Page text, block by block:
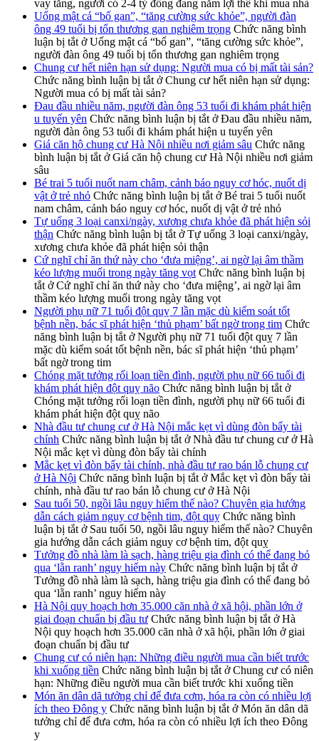
vay tăng, người có 2-4 tỷ đồng đang nắm lợi thế khi mua nhà
Uống mật cá “bổ gan”, “tăng cường sức khỏe”, người đàn
ông 49 tuổi bị tổn thương gan nghiêm trọng Chức năng bình
luận bị tắt ở Uống mật cá “bổ gan”, “tăng cường sức khỏe”,
người đàn ông 49 tuổi bị tổn thương gan nghiêm trọng
Chung cư hết niên hạn sử dụng: Người mua có bị mất tài sản?
Chức năng bình luận bị tắt ở Chung cư hết niên hạn sử dụng:
Người mua có bị mất tài sản?
Đau đầu nhiều năm, người đàn ông 53 tuổi đi khám phát hiện
u tuyến yên Chức năng bình luận bị tắt ở Đau đầu nhiều năm,
người đàn ông 53 tuổi đi khám phát hiện u tuyến yên
Giá căn hộ chung cư Hà Nội nhiều nơi giảm sâu Chức năng
bình luận bị tắt ở Giá căn hộ chung cư Hà Nội nhiều nơi giảm
sâu
Bé trai 5 tuổi nuốt nam châm, cảnh báo nguy cơ hóc, nuốt dị
vật ở trẻ nhỏ Chức năng bình luận bị tắt ở Bé trai 5 tuổi nuốt
nam châm, cảnh báo nguy cơ hóc, nuốt dị vật ở trẻ nhỏ
Tự uống 3 loại canxi/ngày, xương chưa khỏe đã phát hiện sỏi
thận Chức năng bình luận bị tắt ở Tự uống 3 loại canxi/ngày,
xương chưa khỏe đã phát hiện sỏi thận
Cứ nghĩ chỉ ăn thứ này cho ‘đưa miệng’, ai ngờ lại âm thầm
kéo lượng muối trong ngày tăng vọt Chức năng bình luận bị
tắt ở Cứ nghĩ chỉ ăn thứ này cho ‘đưa miệng’, ai ngờ lại âm
thầm kéo lượng muối trong ngày tăng vọt
Người phụ nữ 71 tuổi đột quỵ 7 lần mặc dù kiểm soát tốt
bệnh nền, bác sĩ phát hiện ‘thủ phạm’ bất ngờ trong tim Chức
năng bình luận bị tắt ở Người phụ nữ 71 tuổi đột quỵ 7 lần
mặc dù kiểm soát tốt bệnh nền, bác sĩ phát hiện ‘thủ phạm’
bất ngờ trong tim
Chóng mặt tưởng rối loạn tiền đình, người phụ nữ 66 tuổi đi
khám phát hiện đột quỵ não Chức năng bình luận bị tắt ở
Chóng mặt tưởng rối loạn tiền đình, người phụ nữ 66 tuổi đi
khám phát hiện đột quỵ não
Nhà đầu tư chung cư ở Hà Nội mắc kẹt vì dùng đòn bẩy tài
chính Chức năng bình luận bị tắt ở Nhà đầu tư chung cư ở Hà
Nội mắc kẹt vì dùng đòn bẩy tài chính
Mắc kẹt vì đòn bẩy tài chính, nhà đầu tư rao bán lỗ chung cư
ở Hà Nội Chức năng bình luận bị tắt ở Mắc kẹt vì đòn bẩy tài
chính, nhà đầu tư rao bán lỗ chung cư ở Hà Nội
Sau tuổi 50, ngồi lâu nguy hiểm thế nào? Chuyên gia hướng
dẫn cách giảm nguy cơ bệnh tim, đột quỵ Chức năng bình
luận bị tắt ở Sau tuổi 50, ngồi lâu nguy hiểm thế nào? Chuyên
gia hướng dẫn cách giảm nguy cơ bệnh tim, đột quỵ
Tưởng đồ nhà làm là sạch, hàng triệu gia đình có thể đang bỏ
qua ‘lằn ranh’ nguy hiểm này Chức năng bình luận bị tắt ở
Tưởng đồ nhà làm là sạch, hàng triệu gia đình có thể đang bỏ
qua ‘lằn ranh’ nguy hiểm này
Hà Nội quy hoạch hơn 35.000 căn nhà ở xã hội, phần lớn ở
giai đoạn chuẩn bị đầu tư Chức năng bình luận bị tắt ở Hà
Nội quy hoạch hơn 35.000 căn nhà ở xã hội, phần lớn ở giai
đoạn chuẩn bị đầu tư
Chung cư có niên hạn: Những điều người mua cần biết trước
khi xuống tiền Chức năng bình luận bị tắt ở Chung cư có niên
hạn: Những điều người mua cần biết trước khi xuống tiền
Món ăn dân dã tưởng chỉ để đưa cơm, hóa ra còn có nhiều lợi
ích theo Đông y Chức năng bình luận bị tắt ở Món ăn dân dã
tưởng chỉ để đưa cơm, hóa ra còn có nhiều lợi ích theo Đông
y